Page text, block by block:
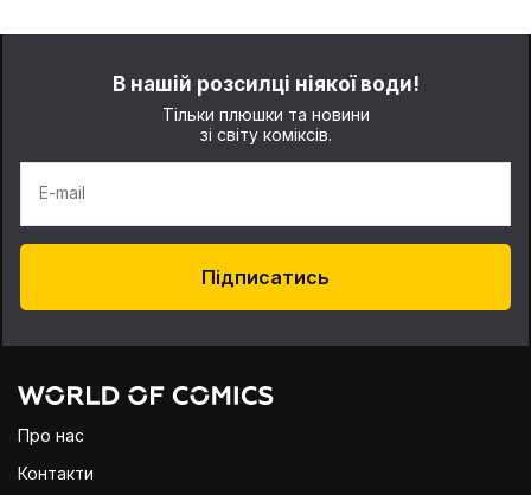
В нашій розсилці ніякої води!
Тільки плюшки та новини
зі світу коміксів.
E-mail
Підписатись
Про нас
Контакти